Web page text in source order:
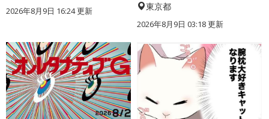
2026年8月9日 16:24更新 東京都
2026年8月9日 03:18更新